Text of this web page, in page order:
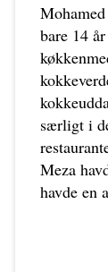
bare 14
særligt i
Meza
havde en